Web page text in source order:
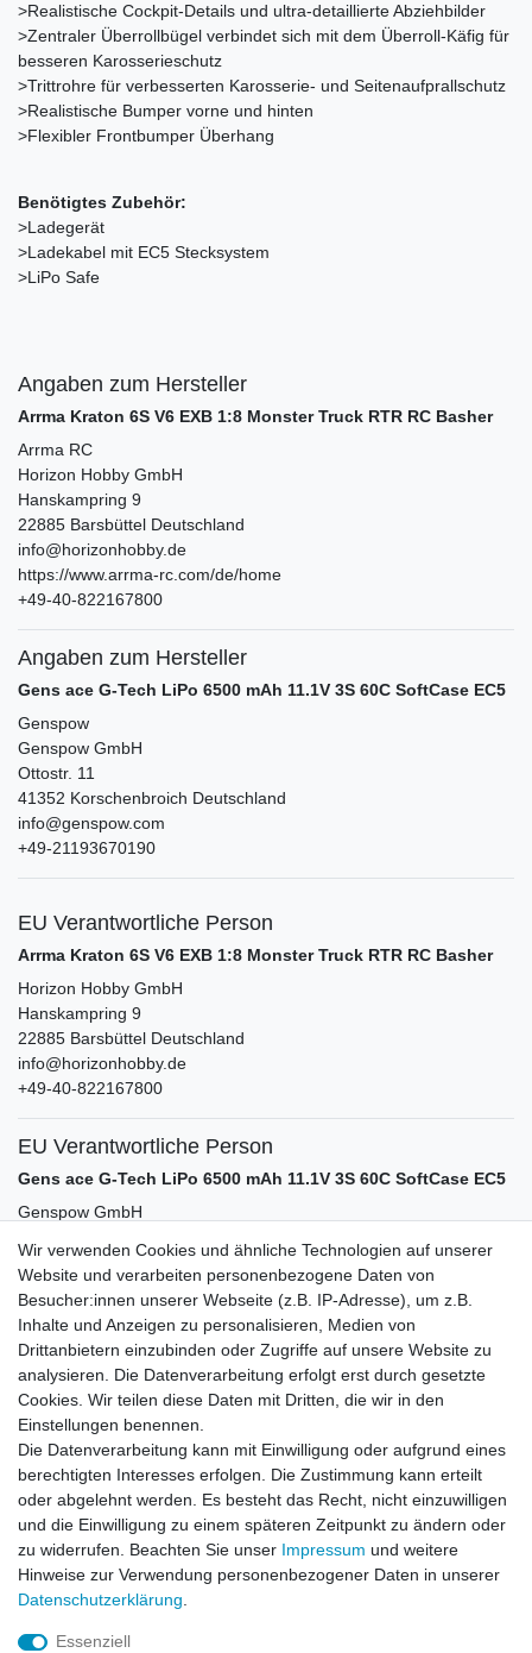
>Realistische Cockpit-Details und ultra-detaillierte Abziehbilder
>Zentraler Überrollbügel verbindet sich mit dem Überroll-Käfig für
besseren Karosserieschutz
>Trittrohre für verbesserten Karosserie- und Seitenaufprallschutz
>Realistische Bumper vorne und hinten
>Flexibler Frontbumper Überhang
Benötigtes Zubehör:
>Ladegerät
>Ladekabel mit EC5 Stecksystem
>LiPo Safe
Angaben zum Hersteller
Arrma Kraton 6S V6 EXB 1:8 Monster Truck RTR RC Basher
Arrma RC
Horizon Hobby GmbH
Hanskampring 9
22885 Barsbüttel Deutschland
info@horizonhobby.de
https://www.arrma-rc.com/de/home
+49-40-822167800
Angaben zum Hersteller
Gens ace G-Tech LiPo 6500 mAh 11.1V 3S 60C SoftCase EC5
Genspow
Genspow GmbH
Ottostr. 11
41352 Korschenbroich Deutschland
info@genspow.com
+49-21193670190
EU Verantwortliche Person
Arrma Kraton 6S V6 EXB 1:8 Monster Truck RTR RC Basher
Horizon Hobby GmbH
Hanskampring 9
22885 Barsbüttel Deutschland
info@horizonhobby.de
+49-40-822167800
EU Verantwortliche Person
Gens ace G-Tech LiPo 6500 mAh 11.1V 3S 60C SoftCase EC5
Genspow GmbH
41352 Korschenbroich Deutschland
Zubehör
-25%
ToolKitRC Lader M6D - DC 700W - 25A 1-6S 12-
230Volt - B-Ware
119,99 € *
Artikel anzeigen
*inkl. ges. MwSt.zzgl.Versandkosten
Wir verwenden Cookies und ähnliche Technologien auf unserer
Website und verarbeiten personenbezogene Daten von
Besucher:innen unserer Webseite (z.B. IP-Adresse), um z.B.
Inhalte und Anzeigen zu personalisieren, Medien von
Drittanbietern einzubinden oder Zugriffe auf unsere Website zu
analysieren. Die Datenverarbeitung erfolgt erst durch gesetzte
Cookies. Wir teilen diese Daten mit Dritten, die wir in den
Einstellungen benennen.
Die Datenverarbeitung kann mit Einwilligung oder aufgrund eines
berechtigten Interesses erfolgen. Die Zustimmung kann erteilt
oder abgelehnt werden. Es besteht das Recht, nicht einzuwilligen
und die Einwilligung zu einem späteren Zeitpunkt zu ändern oder
zu widerrufen. Beachten Sie unser Impressum und weitere
Hinweise zur Verwendung personenbezogener Daten in unserer
Daten­schutz­erklärung
Essenziell